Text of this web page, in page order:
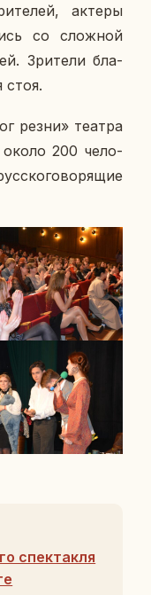
актеры
со слож­ной
Зри­те­ли бла­
стоя.
резни» театра
200 че­ло­
спектакля